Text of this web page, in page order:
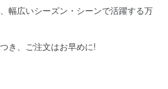
幅広いシーズン・シーンで活躍する万
き、ご注文はお早めに!